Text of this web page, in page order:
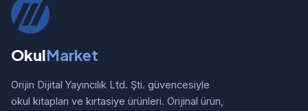
OkulMarket
Orijin Dijital Yayıncılık Ltd. Şti. güvencesiyle
okul kitapları ve kırtasiye ürünleri. Orijinal ürün,